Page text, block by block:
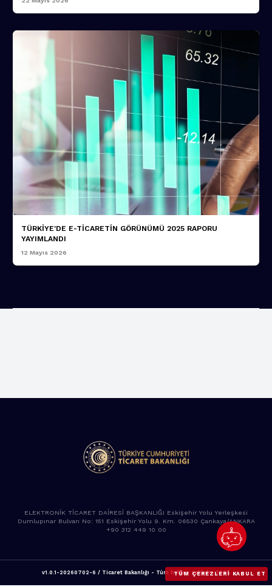
TÜRKİYE'DE E-TİCARETİN GÖRÜNÜMÜ 2025 RAPORU
YAYIMLANDI
12 Mayıs 2026
ELEKTRONİK TİCARET DAİRESİ BAŞKANLIĞI Eskişehir Yolu Yerleşkesi
Dumlupınar Bulvarı No: 151 Eskişehir Yolu 9. Km. 06530 Çankaya/ANKARA
+90 312 449 10 00
v1.0.1-20260702-6 / Ticaret Bakanlığı - Tüm hakları saklıdır. 2025
TÜM ÇEREZLERI KABUL ET